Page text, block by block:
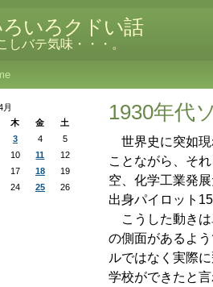
ろいろクドい話
しバテ気味・・・。
1930年代
世界史に突如現
ことながら、そ
空、化学工業発
出身パイロット
こうした動きは
の側面があるよ
ルではなく実際
学校ができたと言
月
木 金
土
3 4
5
10 11
12
17 18
19
24 25
26